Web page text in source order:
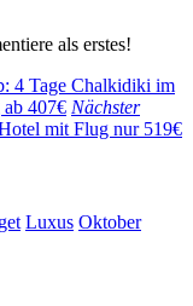
als erstes!
4 Tage Chalkidiki im
407€ Nächster
mit Flug nur 519€
Luxus Oktober